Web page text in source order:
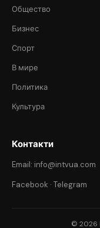
Общество
Бизнес
Спорт
В мире
Политика
Культура
Контакти
Email: info@intvua.com
Facebook · Telegram
© 2026